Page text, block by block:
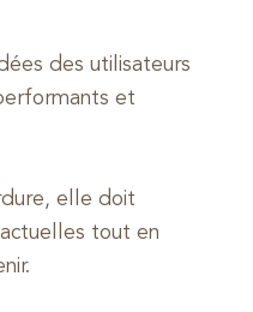
des utilisateurs
et
elle doit
tout en